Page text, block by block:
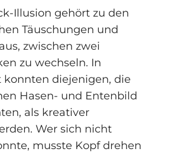
Illusion gehört zu den
Täuschungen und
zwischen zwei
zu wechseln. In
konnten diejenigen, die
Hasen- und Entenbild
als kreativer
Wer sich nicht
musste Kopf drehen